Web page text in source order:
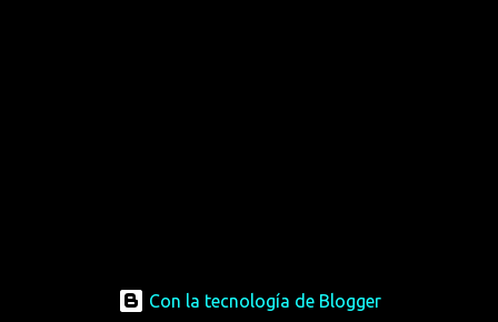
Con la tecnología de Blogger